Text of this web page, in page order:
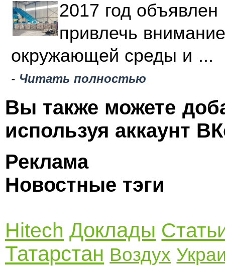
2017 год объявлен
привлечь
окружающей среды и ...
- Читать полностью
Вы также можете
используя аккаунт
Реклама
Новостные тэги
Hitech Доклады
Татарстан Воздух